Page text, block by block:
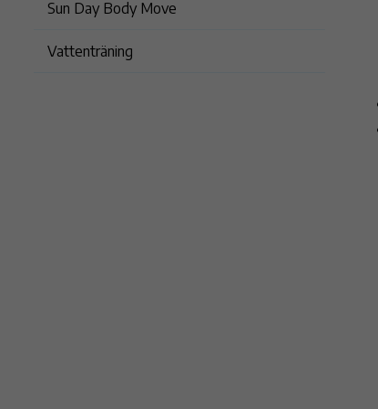
Sun Day Body Move
Vattenträning